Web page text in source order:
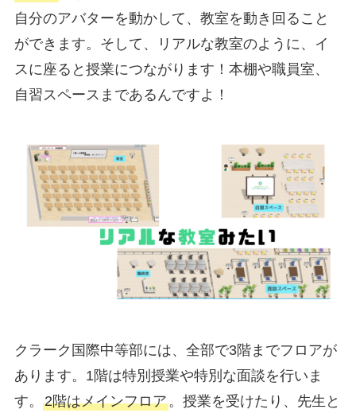
自分のアバターを動かして、教室を動き回ること
ができます。そして、リアルな教室のように、イ
スに座ると授業につながります！本棚や職員室、
自習スペースまであるんですよ！
クラーク国際中等部には、全部で3階までフロアが
あります。1階は特別授業や特別な面談を行いま
す。 2階はメインフロア。授業を受けたり、先生と